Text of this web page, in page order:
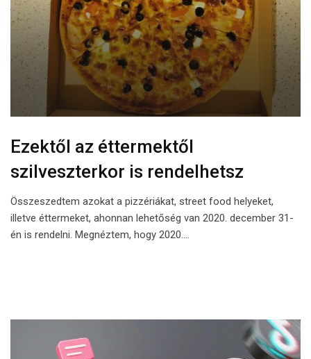
Ezektől az éttermektől
szilveszterkor is rendelhetsz
Összeszedtem azokat a pizzériákat, street food helyeket,
illetve éttermeket, ahonnan lehetőség van 2020. december 31-
én is rendelni. Megnéztem, hogy 2020.…